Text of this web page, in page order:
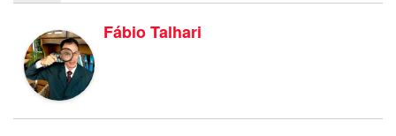
Fábio Talhari